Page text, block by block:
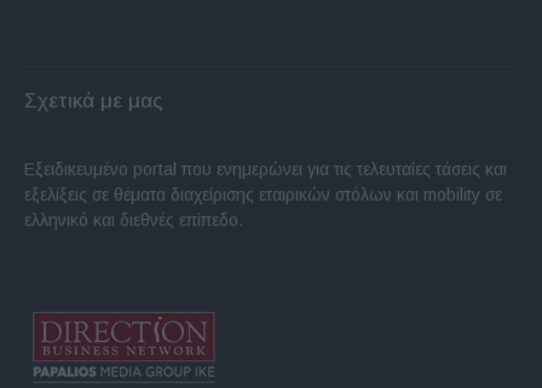
Σχετικά με μας
Εξειδικευμένο portal που ενημερώνει για τις τελευταίες τάσεις και
εξελίξεις σε θέματα διαχείρισης εταιρικών στόλων και mobility σε
ελληνικό και διεθνές επίπεδο.